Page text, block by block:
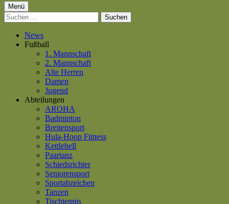
VfL Lichtenau 1924 e.V.
Primäres
Menü
Menü
Suchen
nach:
News
Fußball
1. Mannschaft
2. Mannschaft
Alte Herren
Damen
Jugend
Abteilungen
AROHA
Badminton
Breitensport
Hula-Hoop Fitness
Kettlebell
Paartanz
Schiedsrichter
Seniorensport
Sportabzeichen
Tanzen
Tischtennis